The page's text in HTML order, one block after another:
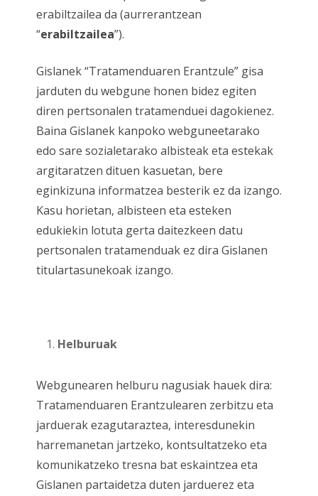
erabiltzailea da (aurrerantzean
“erabiltzailea”).
Gislanek “Tratamenduaren Erantzule” gisa
jarduten du webgune honen bidez egiten
diren pertsonalen tratamenduei dagokienez.
Baina Gislanek kanpoko webguneetarako
edo sare sozialetarako albisteak eta estekak
argitaratzen dituen kasuetan, bere
eginkizuna informatzea besterik ez da izango.
Kasu horietan, albisteen eta esteken
edukiekin lotuta gerta daitezkeen datu
pertsonalen tratamenduak ez dira Gislanen
titulartasunekoak izango.
Helburuak
Webgunearen helburu nagusiak hauek dira:
Tratamenduaren Erantzulearen zerbitzu eta
jarduerak ezagutaraztea, interesdunekin
harremanetan jartzeko, kontsultatzeko eta
komunikatzeko tresna bat eskaintzea eta
Gislanen partaidetza duten jarduerez eta